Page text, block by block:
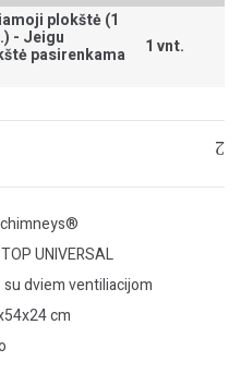
plokštė (1
- Jeigu
pasirenkama 1 vnt.
TOP UNIVERSAL
dviem ventiliacijom
cm